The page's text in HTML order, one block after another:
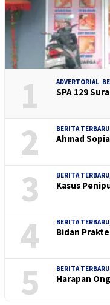
1 ADVERTORIAL
SPA 129
2 BERITA TERBARU
Ahmad
3 BERITA TERBARU
Kasus
4 BERITA TERBARU
Bidan
5 BERITA TERBARU
Harapan